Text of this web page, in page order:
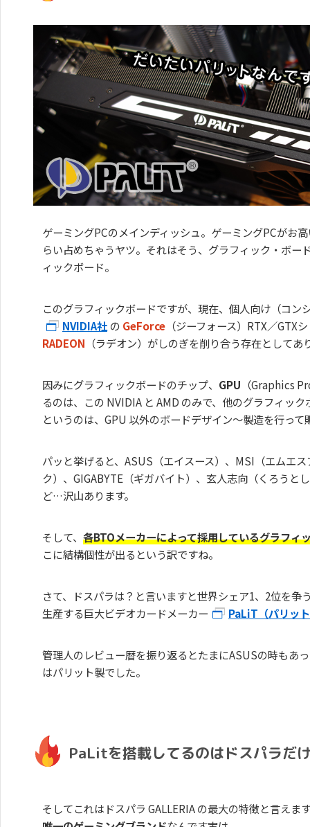
ゲーミングPCのメインディッシュ。ゲーミングPCがお
らい占めちゃうヤツ。それはそう、グラフィック・ボー
ィックボード。
このグラフィックボードですが、現在、個人向け（コン
NVIDIA社 の GeForce （ジーフォース）RTX／GTX
RADEON （ラデオン）がしのぎを削り合う存在としてあ
因みにグラフィックボードのチップ、 GPU （Graphics
るのは、この NVIDIA と AMD のみで、他のグラフィッ
というのは、GPU 以外のボードデザイン～製造を行って
パッと挙げると、ASUS（エイスース）、MSI（エムエ
ク）、GIGABYTE（ギガバイト）、玄人志向（くろうと
ど…沢山あります。
そして、 各BTOメーカーによって採用しているグラフィ
こに結構個性が出るという訳ですね。
さて、ドスパラは？と言いますと世界シェア1、2位を争
生産する巨大ビデオカードメーカー
PaLiT（パリッ
管理人のレビュー暦を振り返るとたまにASUSの時もあ
はパリット製でした。
PaLitを搭載してるのはドスパラだ
そしてこれはドスパラ GALLERIA の最大の特徴と言えま